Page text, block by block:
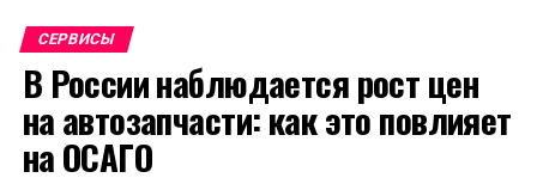
СЕРВИСЫ
В России наблюдается рост цен
на автозапчасти: как это повлияет
на ОСАГО